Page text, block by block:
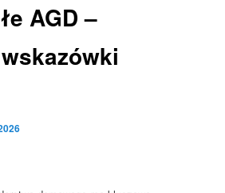
AGD –